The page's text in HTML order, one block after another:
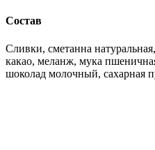
Состав
Сливки, сметанна
какао, меланж, мука
шоколад молочный, сахарная